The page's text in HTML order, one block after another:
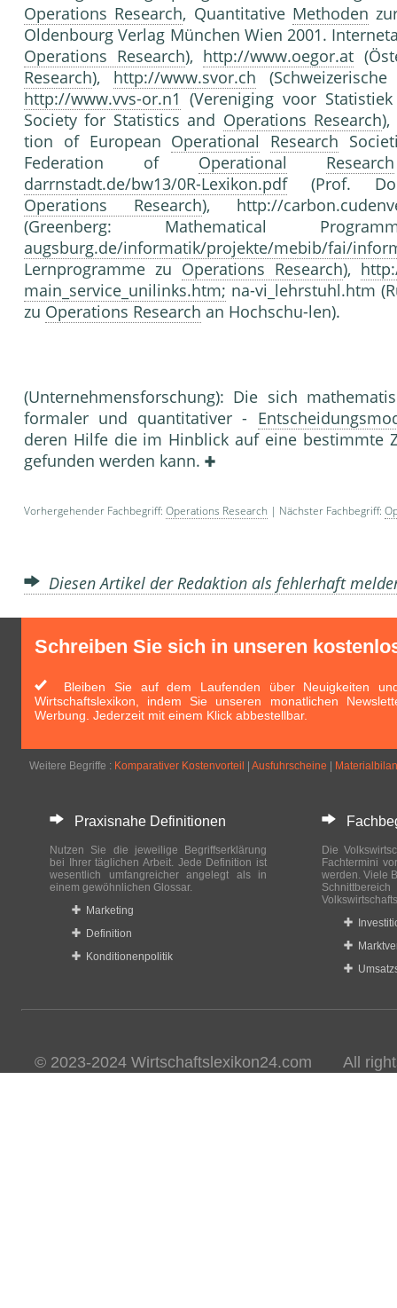
Operations Research, Quantitative Methoden
Oldenbourg Verlag München Wien 2001.
Operations Research), http://www.oegor.at
Research), http://www.svor.ch
http://www.vvs-or.n1 (Vereniging voor
Society for Statistics and Operations Research),
tion of European Operational Research
Federation of Operational Research
darrnstadt.de/bw13/0R-Lexikon.pdf(Prof.
Operations Research), http://
(Greenberg: Mathematical
augsburg.de/informatik/projekte/mebib/fai/
Lernprogramme zu Operations Research),
main_service_unilinks.htm; na-vi_lehrstuhl.htm
zu Operations Research an Hochschu-len).
(Unternehmensfor­schung): Die sich
formaler und quantitati­ver -
deren Hilfe die im Hinblick auf eine bestimmte
gefunden werden kann.
Vorhergehender Fachbegriff: Operations Research | Nächster Fachbegriff:
Diesen Artikel der Redaktion als fehlerhaft
Schreiben Sie sich in unseren
Bleiben Sie auf dem Laufenden über Neuigkeiten
Wirtschaftslexikon, indem Sie unseren monatlichen
Werbung. Jederzeit mit einem Klick abbestellbar.
Weitere Begriffe : Komparativer Kostenvorteil Ausfuhrscheine
Praxisnahe Definitionen
Nutzen Sie die jeweilige Begriffserklärung
bei Ihrer täglichen Arbeit. Jede Definition ist
wesentlich umfangreicher angelegt als in
einem gewöhnlichen Glossar.
Marketing
Definition
Konditionenpolitik
Die
Fachtermini
werden. Viele
© 2023-2024 Wirtschaftslexikon24.com All